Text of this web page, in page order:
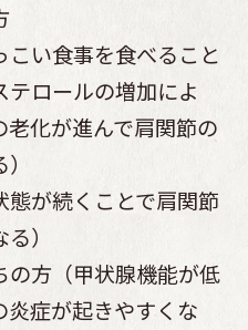
い食事を食べること
ロールの増加によ
化が進んで肩関節の
が続くことで肩関節
）
の方（甲状腺機能が低
症が起きやすくな